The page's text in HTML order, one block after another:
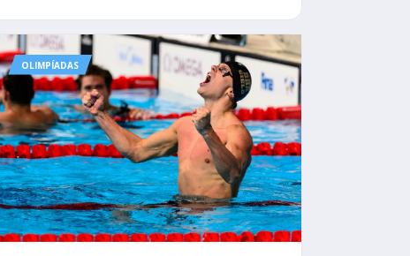
OLIMPÍADAS